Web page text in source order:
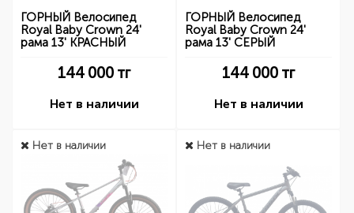
ГОРНЫЙ Велосипед
Royal Baby Crown 24'
рама 13' КРАСНЫЙ
144 000 тг
Нет в наличии
ГОРНЫЙ Велосипед
Royal Baby Crown 24'
рама 13' СЕРЫЙ
144 000 тг
Нет в наличии
Нет в наличии Нет в наличии